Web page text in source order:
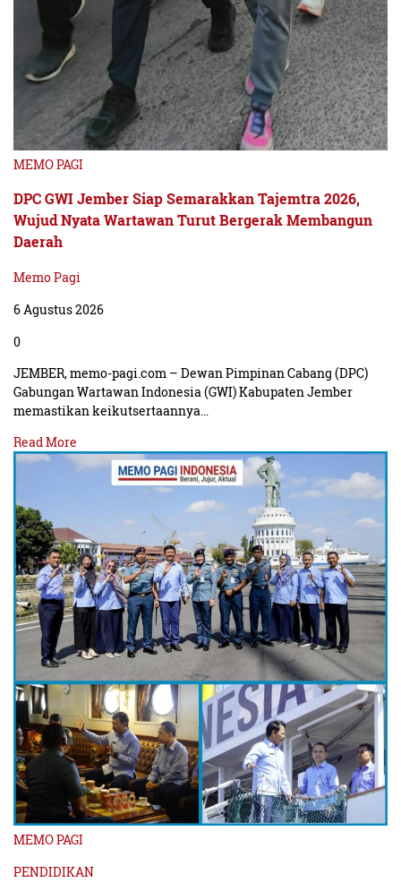
MEMO PAGI
DPC GWI Jember Siap Semarakkan Tajemtra 2026,
Wujud Nyata Wartawan Turut Bergerak Membangun
Daerah
Memo Pagi
6 Agustus 2026
0
JEMBER, memo-pagi.com – Dewan Pimpinan Cabang (DPC)
Gabungan Wartawan Indonesia (GWI) Kabupaten Jember
memastikan keikutsertaannya…
Read More
MEMO PAGI
PENDIDIKAN